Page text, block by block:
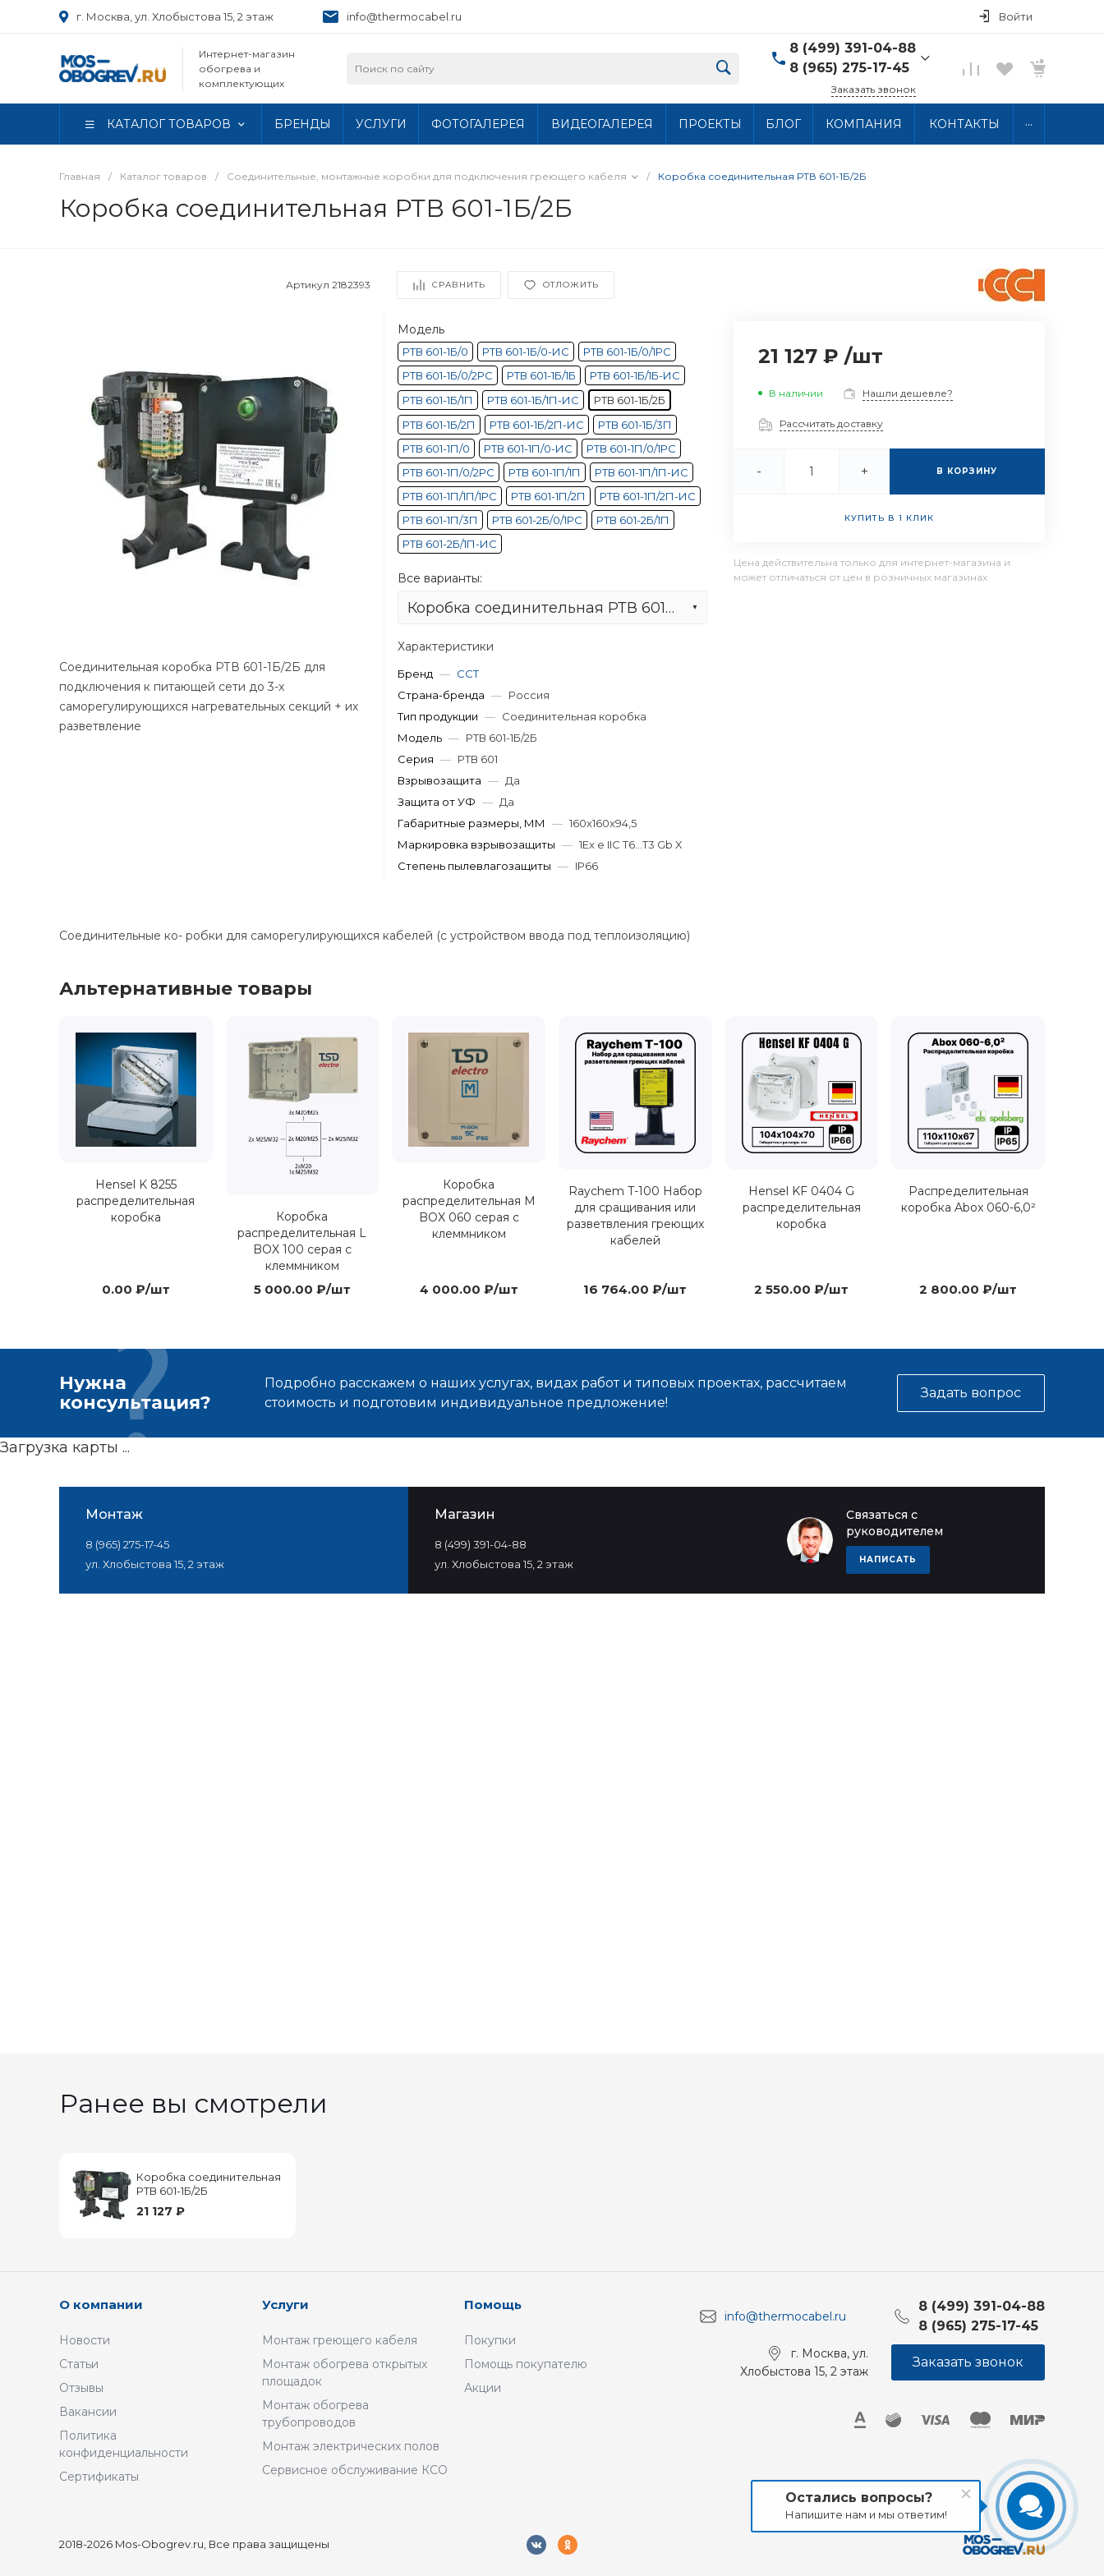
г. Москва, ул. Хлобыстова 15, 2 этаж info@thermocabel.ru Войти
Интернет-магазин
обогрева и
комплектующих
8 (499) 391-04-88
8 (965) 275-17-45
8 (499) 391-04-88
Хлобыстова 15, 2 этаж
Вс: Выходной
Заказать звонок
КАТАЛОГ ТОВАРОВ БРЕНДЫ УСЛУГИ ФОТОГАЛЕРЕЯ ВИДЕОГАЛЕРЕЯ ПРОЕКТЫ БЛОГ КОМПАНИЯ КОНТАКТЫ ...
Главная / Каталог товаров / Соединительные, монтажные коробки для подключения греющего кабеля / Коробка соединительная РТВ 601-1Б/2Б
Коробка соединительная РТВ 601-1Б/2Б
Артикул 2182393 СРАВНИТЬ ОТЛОЖИТЬ
Соединительная коробка РТВ 601-1Б/2Б для
подключения к питающей сети до 3-х
саморегулирующихся нагревательных секций + их
разветвление
Модель
РТВ 601-1Б/0 РТВ 601-1Б/0-ИС
РТВ 601-1Б/0/1РС
РТВ 601-1Б/0/2РС
РТВ 601-1Б/1Б
РТВ 601-1Б/1Б-ИС
РТВ 601-1Б/1П
РТВ 601-1Б/1П-ИС
РТВ 601-1Б/2Б
РТВ 601-1Б/2П
РТВ 601-1Б/2П-ИС
РТВ 601-1Б/3П
РТВ 601-1П/0
РТВ 601-1П/0-ИС
РТВ 601-1П/0/1РС
РТВ 601-1П/0/2РС
РТВ 601-1П/1П
РТВ 601-1П/1П-ИС
РТВ 601-1П/1П/1РС
РТВ 601-1П/2П
РТВ 601-1П/2П-ИС
РТВ 601-1П/3П
РТВ 601-2Б/0/1РС
РТВ 601-2Б/1П
РТВ 601-2Б/1П-ИС
Все варианты:
Коробка соединительная РТВ 601-1Б/2Б
Характеристики
Бренд — ССТ
Страна-бренда — Россия
Тип продукции — Соединительная коробка
Модель — РТВ 601-1Б/2Б
Серия — РТВ 601
Взрывозащита — Да
Защита от УФ — Да
Габаритные размеры, ММ
— 160x160x94,5
Маркировка взрывозащиты — 1Ex e IIC T6...T3 Gb X
Степень пылевлагозащиты — IP66
21 127 ₽/шт
В наличии Нашли дешевле?
Рассчитать доставку
- + В КОРЗИНУ
КУПИТЬ В 1 КЛИК
Цена действительна только для интернет-магазина и
может отличаться от цен в розничных магазинах
Соединительные ко- робки для саморегулирующихся кабелей (с устройством ввода под теплоизоляцию)
Альтернативные товары
Hensel K 8255
распределительная
коробка
0.00 ₽/шт
Коробка
распределительная L
BOX 100 серая с
клеммником
5 000.00 ₽/шт
Коробка
распределительная M
BOX 060 серая с
клеммником
4 000.00 ₽/шт
Raychem T-100 Набор
для сращивания или
разветвления греющих
кабелей
16 764.00 ₽/шт
Hensel KF 0404 G
распределительная
коробка
2 550.00 ₽/шт
Распределительная
коробка Abox 060-6,0²
2 800.00 ₽/шт
Нужна
консультация?
Подробно расскажем о наших услугах, видах работ и типовых проектах, рассчитаем
стоимость и подготовим индивидуальное предложение!
Задать вопрос
Связаться с
руководителем
НАПИСАТЬ
Монтаж
8 (965) 275-17-45
ул. Хлобыстова 15, 2 этаж
Магазин
8 (499) 391-04-88
ул. Хлобыстова 15, 2 этаж
Загрузка карты ...
Ранее вы смотрели
Коробка соединительная
РТВ 601-1Б/2Б
21 127 ₽
О компании
Новости
Статьи
Отзывы
Вакансии
Политика
конфиденциальности
Сертификаты
Услуги
Монтаж греющего кабеля
Монтаж обогрева открытых
площадок
Монтаж обогрева
трубопроводов
Монтаж электрических полов
Сервисное обслуживание КСО
Помощь
Покупки
Помощь покупателю
Акции
info@thermocabel.ru
8 (499) 391-04-88
8 (965) 275-17-45
г. Москва, ул.
Хлобыстова 15, 2 этаж
Заказать звонок
2018-2026 Mos-Obogrev.ru, Все права защищены
Остались вопросы?
Напишите нам и мы ответим!